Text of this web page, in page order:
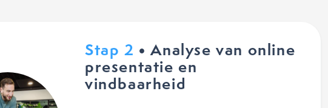
Stap 2 • Analyse van online
presentatie en
vindbaarheid